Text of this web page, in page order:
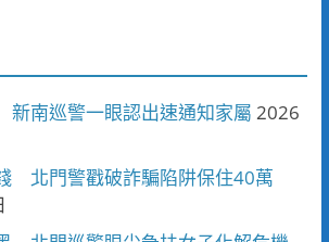
南巡警一眼認出速通知家屬 2026
北門警戳破詐騙陷阱保住40萬